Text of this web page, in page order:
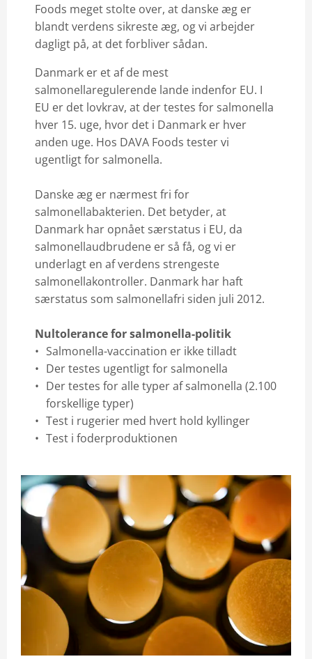
Foods meget stolte over, at danske æg er
blandt verdens sikreste æg, og vi arbejder
dagligt på, at det forbliver sådan.
Danmark er et af de mest
salmonellaregulerende lande indenfor EU. I
EU er det lovkrav, at der testes for salmonella
hver 15. uge, hvor det i Danmark er hver
anden uge. Hos DAVA Foods tester vi
ugentligt for salmonella.
Danske æg er nærmest fri for
salmonellabakterien. Det betyder, at
Danmark har opnået særstatus i EU, da
salmonellaudbrudene er så få, og vi er
underlagt en af verdens strengeste
salmonellakontroller. Danmark har haft
særstatus som salmonellafri siden juli 2012.
Nultolerance for salmonella-politik
Salmonella-vaccination er ikke tilladt
Der testes ugentligt for salmonella
Der testes for alle typer af salmonella (2.100
forskellige typer)
Test i rugerier med hvert hold kyllinger
Test i foderproduktionen